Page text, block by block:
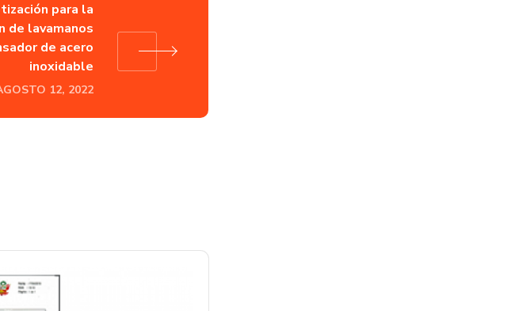
para la
de lavamanos
de acero
inoxidable
12, 2022